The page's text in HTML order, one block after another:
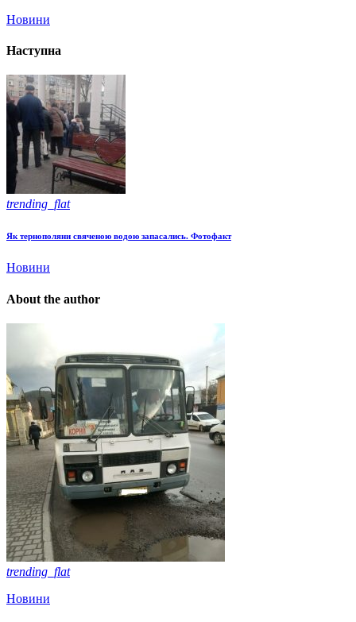
Новини
Наступна
trending_flat
Як тернополяни свяченою водою запасались. Фотофакт
Новини
About the author
trending_flat
Новини